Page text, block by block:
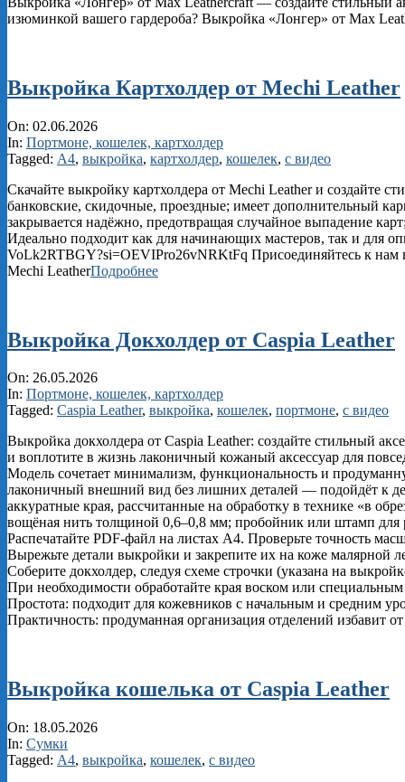
изюминкой вашего гардероба? Выкройка «Лонгер» от Max
Выкройка Картхолдер от Mechi Leather
2026-
06-
02
On: 02.06.2026
In: Портмоне, кошелек, картхолдер
Tagged: А4, выкройка, картхолдер, кошелек, с видео
Скачайте выкройку картхолдера от Mechi Leather и создайте
банковские, скидочные, проездные; имеет дополнительный
закрывается надёжно, предотвращая случайное выпадение
Идеально подходит как для начинающих мастеров, так и для
VoLk2RTBGY?si=OEVIPro26vNRKtFq Присоединяйтесь к нам
Mechi LeatherПодробнее
Выкройка Докхолдер от Caspia Leather
2026-
05-
26
On: 26.05.2026
In: Портмоне, кошелек, картхолдер
Tagged: Caspia Leather, выкройка, кошелек, портмоне, с видео
Выкройка докхолдера от Caspia Leather: создайте стильный
и воплотите в жизнь лаконичный кожаный аксессуар для
Модель сочетает минимализм, функциональность и
лаконичный внешний вид без лишних деталей — подойдёт к
аккуратные края, рассчитанные на обработку в технике «в
вощёная нить толщиной 0,6–0,8 мм; пробойник или штамп для
Распечатайте PDF‑файл на листах А4. Проверьте точность
Вырежьте детали выкройки и закрепите их на коже малярной
Соберите докхолдер, следуя схеме строчки (указана на
При необходимости обработайте края воском или
Простота: подходит для кожевников с начальным и средним
Практичность: продуманная организация отделений избавит
Выкройка кошелька от Caspia Leather
2026-
05-
18
On: 18.05.2026
In: Сумки
Tagged: А4, выкройка, кошелек, с видео